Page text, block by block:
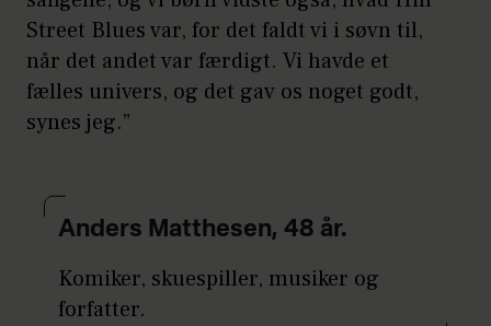
Street Blues var, for det faldt vi i søvn til,
når det andet var færdigt. Vi havde et
fælles univers, og det gav os noget godt,
synes jeg.”
Anders Matthesen, 48 år.
Komiker, skuespiller, musiker og
forfatter.